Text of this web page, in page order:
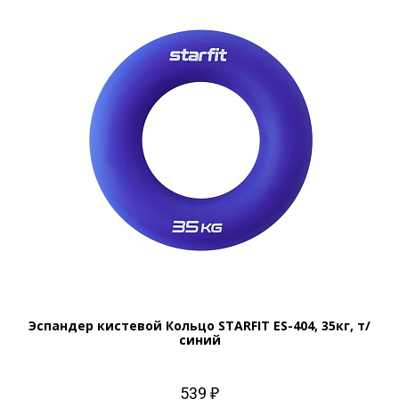
Эспандер кистевой Кольцо STARFIT ES-404, 35кг, т/
синий
539 ₽